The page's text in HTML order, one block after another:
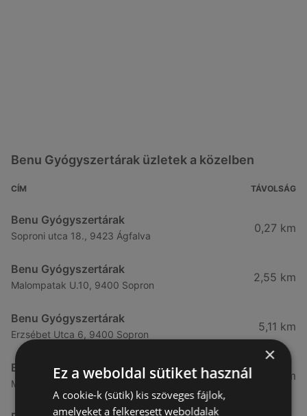
Benu Gyógyszertárak üzletek a közelben
CÍM TÁVOLSÁG
Benu Gyógyszertárak
Soproni utca 18., 9423 Ágfalva
0,27 km
Benu Gyógyszertárak
Malompatak U.10, 9400 Sopron
2,55 km
Benu Gyógyszertárak
Erzsébet Utca 6, 9400 Sopron
5,11 km
Benu Gyógyszertárak
Mátyás Király Utca 23, 9400 Sopron
5,24 km
×
Ez a weboldal sütiket használ
A cookie-k (sütik) kis szöveges fájlok,
amelyeket a felkeresett weboldalak